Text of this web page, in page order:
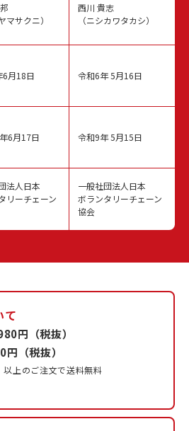
マサクニ）
6月18日
6月17日
法人日本
リーチェーン
西川 貴志
（ニシカワタカシ）
令和6年 5月16日
令和9年 5月15日
一般社団法人日本
ボランタリーチェーン
協会
て
円（税抜）
円（税抜）
上のご注文で送料無料